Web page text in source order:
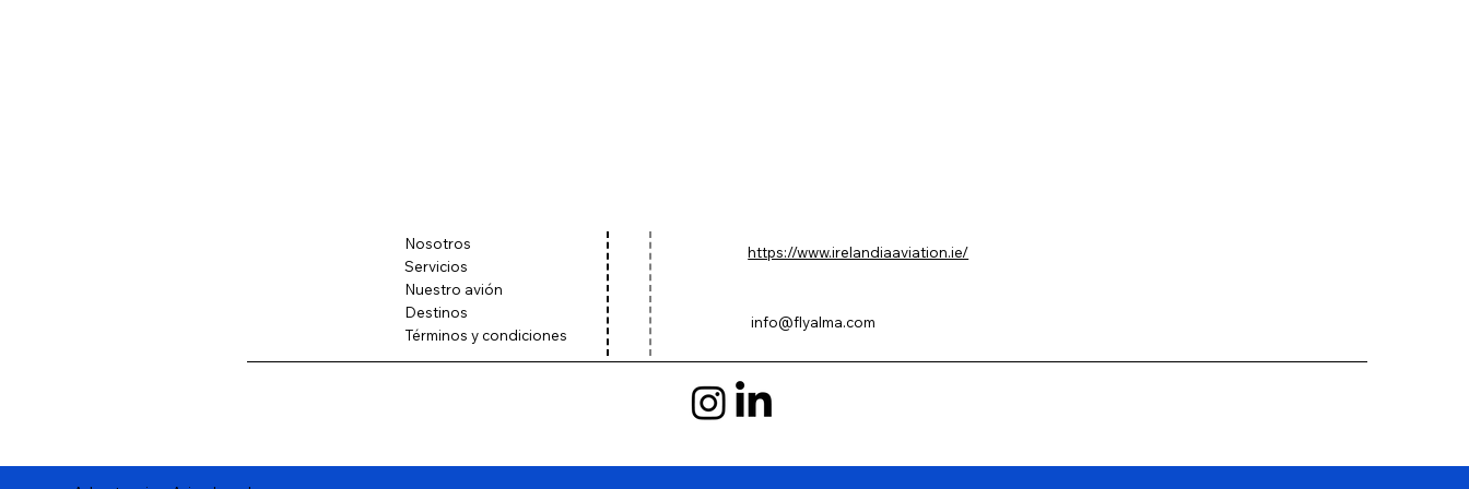
Nosotros
Servicios
Nuestro avión
Destinos
Términos y condiciones
https://www.irelandiaaviation.ie/
info@flyalma.com